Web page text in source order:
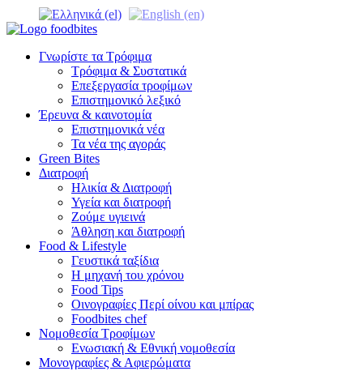
Γνωρίστε τα Τρόφιμα
Τρόφιμα & Συστατικά
Επεξεργασία τροφίμων
Επιστημονικό λεξικό
Έρευνα & καινοτομία
Επιστημονικά νέα
Τα νέα της αγοράς
Green Bites
Διατροφή
Ηλικία & Διατροφή
Υγεία και διατροφή
Ζούμε υγιεινά
Άθληση και διατροφή
Food & Lifestyle
Γευστικά ταξίδια
Η μηχανή του χρόνου
Food Tips
Οινογραφίες Περί οίνου και μπίρας
Foodbites chef
Νομοθεσία Τροφίμων
Ενωσιακή & Εθνική νομοθεσία
Μονογραφίες & Αφιερώματα